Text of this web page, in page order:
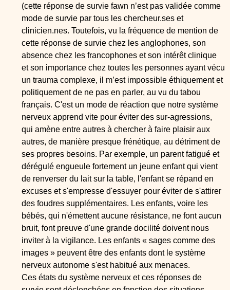
(cette réponse de survie fawn n’est pas validée comme
mode de survie par tous les chercheur.ses et
clinicien.nes. Toutefois, vu la fréquence de mention de
cette réponse de survie chez les anglophones, son
absence chez les francophones et son intérêt clinique
et son importance chez toutes les personnes ayant vécu
un trauma complexe, il m’est impossible éthiquement et
politiquement de ne pas en parler, au vu du tabou
français. C'est un mode de réaction que notre système
nerveux apprend vite pour éviter des sur-agressions,
qui amène entre autres à chercher à faire plaisir aux
autres, de manière presque frénétique, au détriment de
ses propres besoins. Par exemple, un parent fatigué et
dérégulé engueule fortement un jeune enfant qui vient
de renverser du lait sur la table, l'enfant se répand en
excuses et s'empresse d'essuyer pour éviter de s'attirer
des foudres supplémentaires. Les enfants, voire les
bébés, qui n'émettent aucune résistance, ne font aucun
bruit, font preuve d'une grande docilité doivent nous
inviter à la vigilance. Les enfants « sages comme des
images » peuvent être des enfants dont le système
nerveux autonome s'est habitué aux menaces.
Ces états du système nerveux et ces réponses de